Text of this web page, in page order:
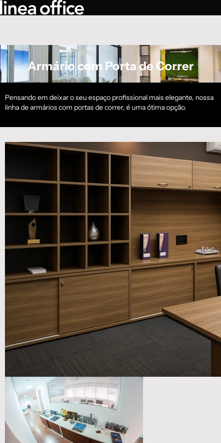
Armário com Porta de Correr
Pensando em deixar o seu espaço profissional mais elegante, nossa
linha de armários com portas de correr, é uma ótima opção.